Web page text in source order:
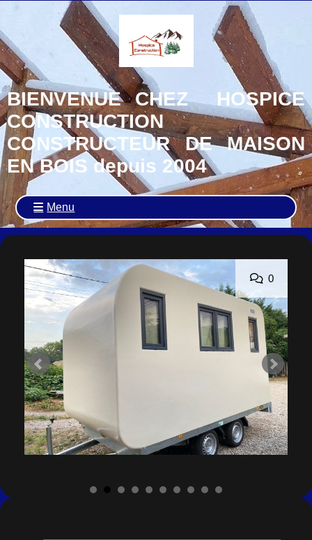
BIENVENUE CHEZ HOSPICE
CONSTRUCTION
CONSTRUCTEUR DE MAISON
EN BOIS depuis 2004
Menu
0